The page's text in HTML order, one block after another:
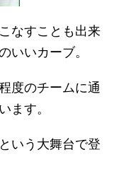
なすことも出来
いいカーブ。
度のチームに通
ます。
いう大舞台で登